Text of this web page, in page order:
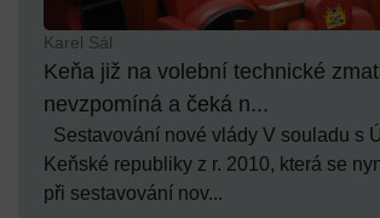
Karel Sál
Keňa již na volební technické
nevzpomíná a čeká n...
Sestavování nové vlády V souladu s
Keňské republiky z r. 2010, která se
při sestavování nov...